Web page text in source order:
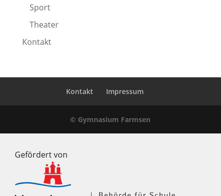
Sport
Theater
Kontakt
Kontakt Impressum
© Gymnasium Farmsen
Gefördert von